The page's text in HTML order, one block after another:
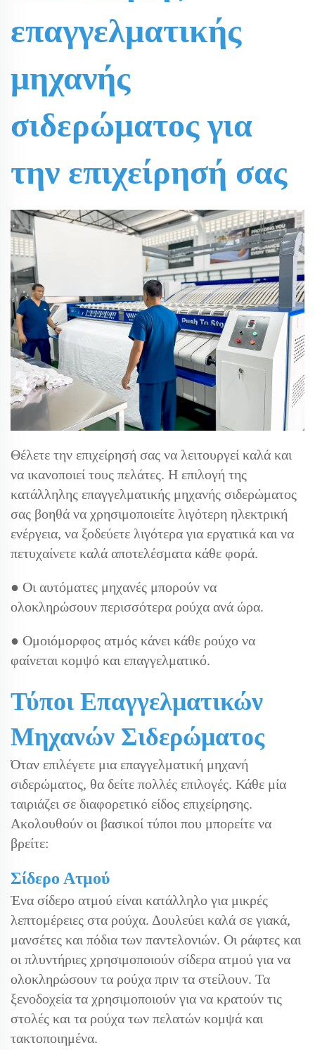
επαγγελματικής
μηχανής
σιδερώματος για
την επιχείρησή σας
Θέλετε την επιχείρησή σας να λειτουργεί καλά και
να ικανοποιεί τους πελάτες. Η επιλογή της
κατάλληλης επαγγελματικής μηχανής σιδερώματος
σας βοηθά να χρησιμοποιείτε λιγότερη ηλεκτρική
ενέργεια, να ξοδεύετε λιγότερα για εργατικά και να
πετυχαίνετε καλά αποτελέσματα κάθε φορά.
● Οι αυτόματες μηχανές μπορούν να
ολοκληρώσουν περισσότερα ρούχα ανά ώρα.
● Ομοιόμορφος ατμός κάνει κάθε ρούχο να
φαίνεται κομψό και επαγγελματικό.
Τύποι Επαγγελματικών
Μηχανών Σιδερώματος
Όταν επιλέγετε μια επαγγελματική μηχανή
σιδερώματος, θα δείτε πολλές επιλογές. Κάθε μία
ταιριάζει σε διαφορετικό είδος επιχείρησης.
Ακολουθούν οι βασικοί τύποι που μπορείτε να
βρείτε:
Σίδερο Ατμού
Ένα σίδερο ατμού είναι κατάλληλο για μικρές
λεπτομέρειες στα ρούχα. Δουλεύει καλά σε γιακά,
μανσέτες και πόδια των παντελονιών. Οι ράφτες και
οι πλυντήριες χρησιμοποιούν σίδερα ατμού για να
ολοκληρώσουν τα ρούχα πριν τα στείλουν. Τα
ξενοδοχεία τα χρησιμοποιούν για να κρατούν τις
στολές και τα ρούχα των πελατών κομψά και
τακτοποιημένα.